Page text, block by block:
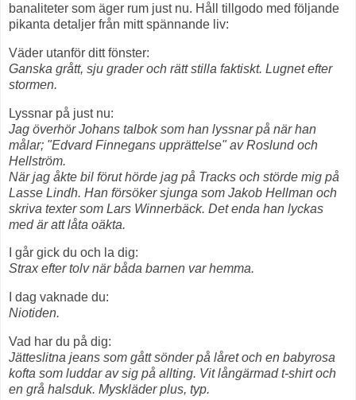
banaliteter som äger rum just nu. Håll tillgodo med följande
pikanta detaljer från mitt spännande liv:
Väder utanför ditt fönster:
Ganska grått, sju grader och rätt stilla faktiskt. Lugnet efter
stormen.
Lyssnar på just nu:
Jag överhör Johans talbok som han lyssnar på när han
målar; "Edvard Finnegans upprättelse" av Roslund och
Hellström.
När jag åkte bil förut hörde jag på Tracks och störde mig på
Lasse Lindh. Han försöker sjunga som Jakob Hellman och
skriva texter som Lars Winnerbäck. Det enda han lyckas
med är att låta oäkta.
I går gick du och la dig:
Strax efter tolv när båda barnen var hemma.
I dag vaknade du:
Niotiden.
Vad har du på dig:
Jätteslitna jeans som gått sönder på låret och en babyrosa
kofta som luddar av sig på allting. Vit långärmad t-shirt och
en grå halsduk. Myskläder plus, typ.